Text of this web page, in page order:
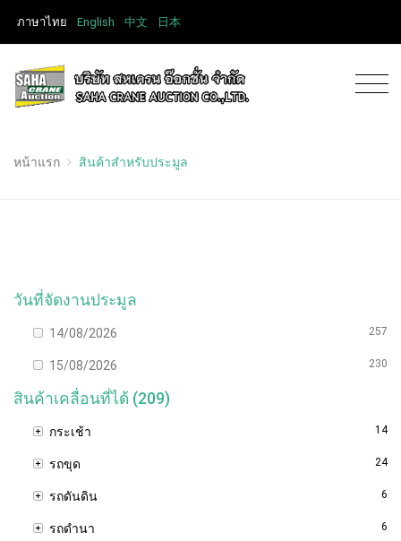
ภาษาไทย English 中文 日本
หน้าแรก สินค้าสำหรับประมูล
วันที่จัดงานประมูล
14/08/2026 257
15/08/2026 230
สินค้าเคลื่อนที่ได้ (209)
กระเช้า 14
รถขุด 24
รถดันดิน 6
รถดำนา 6